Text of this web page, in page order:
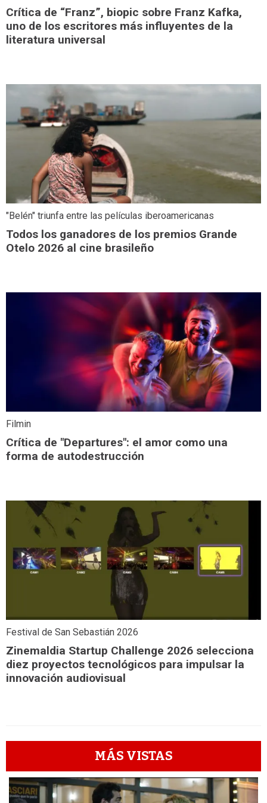
Crítica de “Franz”, biopic sobre Franz Kafka,
uno de los escritores más influyentes de la
literatura universal
"Belén" triunfa entre las películas iberoamericanas
Todos los ganadores de los premios Grande
Otelo 2026 al cine brasileño
Filmin
Crítica de "Departures": el amor como una
forma de autodestrucción
Festival de San Sebastián 2026
Zinemaldia Startup Challenge 2026 selecciona
diez proyectos tecnológicos para impulsar la
innovación audiovisual
MÁS VISTAS
1